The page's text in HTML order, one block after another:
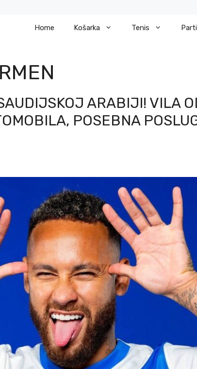
Home Košarka Tenis
ARABIJI! VILA
POSEBNA